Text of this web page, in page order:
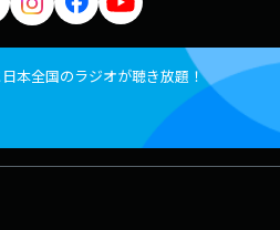
本全国のラジオが聴き放題！